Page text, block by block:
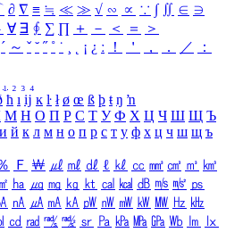
∂ ∇ ≡ ≒ ≪ ≫ √ ∽ ∝ ∵ ∫ ∬ ∈ ∋
∀ ∃ ∮ ∑ ∏ ＋ － ＜ ＝
＞
´ ～ ˇ ˘ ˝ ˚ ˙ ¸ ¡ ¿ ː ！ ＇ ， ． ／
：
₁ ₂ ₃ ₄
ħ ı ĳ ĸ ŀ ł ø œ ß þ ŧ ŋ ŉ
М Н О П Р С Т У Ф Х Ц Ч Ш Щ Ъ
и й к л м н о п р с т у ф х ц ч ш щ ъ
Ｆ ￦ ㎕ ㎖ ㎗ ℓ ㎘ ㏄ ㎣ ㎤ ㎥ ㎦
㏊ ㎍ ㎎ ㎏ ㏏ ㎈ ㎉ ㏈ ㎧ ㎨ ㎰
㎁ ㎂ ㎃ ㎄ ㎺ ㎻ ㎽ ㎾ ㎿ ㎐ ㎑
㏅ ㎭ ㎮ ㎯ ㏛ ㎩ ㎪ ㎫ ㎬ ㏝ ㏐
㏓